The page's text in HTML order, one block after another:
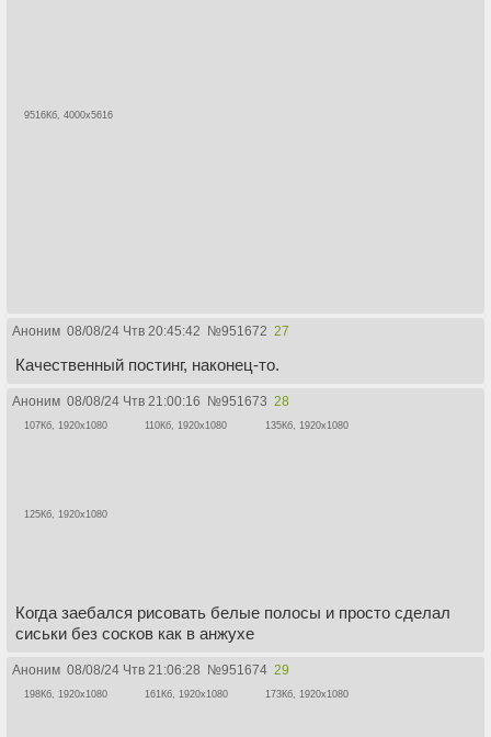
9516Кб, 4000x5616
Аноним 08/08/24 Чтв 20:45:42 №951672 27
Качественный постинг, наконец-то.
Аноним 08/08/24 Чтв 21:00:16 №951673 28
107Кб, 1920x1080 110Кб, 1920x1080 135Кб, 1920x1080
125Кб, 1920x1080
Когда заебался рисовать белые полосы и просто сделал
сиськи без сосков как в анжухе
Аноним 08/08/24 Чтв 21:06:28 №951674 29
198Кб, 1920x1080 161Кб, 1920x1080 173Кб, 1920x1080